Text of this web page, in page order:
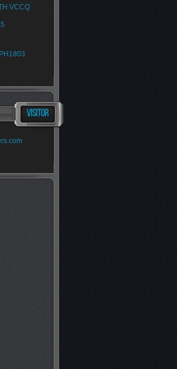
VCCQ